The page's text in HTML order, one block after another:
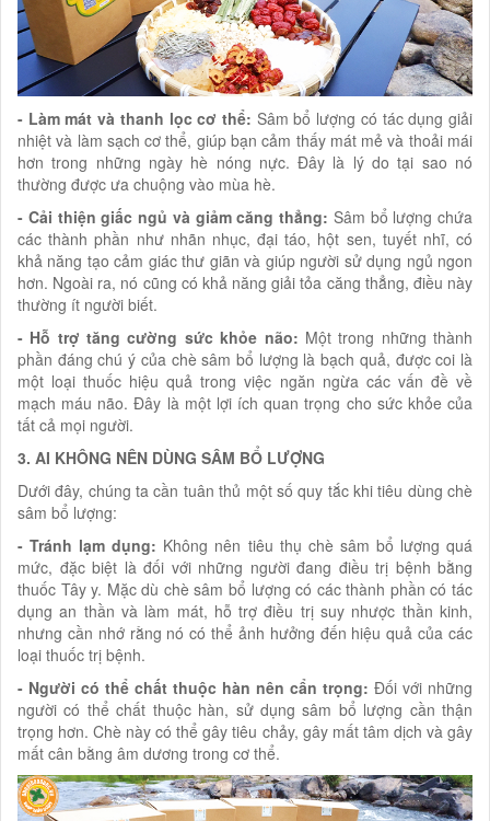
- Làm mát và thanh lọc cơ thể: Sâm bổ lượng có tác dụng giải
nhiệt và làm sạch cơ thể, giúp bạn cảm thấy mát mẻ và thoải mái
hơn trong những ngày hè nóng nực. Đây là lý do tại sao nó
thường được ưa chuộng vào mùa hè.
- Cải thiện giấc ngủ và giảm căng thẳng: Sâm bổ lượng chứa
các thành phần như nhãn nhục, đại táo, hột sen, tuyết nhĩ, có
khả năng tạo cảm giác thư giãn và giúp người sử dụng ngủ ngon
hơn. Ngoài ra, nó cũng có khả năng giải tỏa căng thẳng, điều này
thường ít người biết.
- Hỗ trợ tăng cường sức khỏe não: Một trong những thành
phần đáng chú ý của chè sâm bổ lượng là bạch quả, được coi là
một loại thuốc hiệu quả trong việc ngăn ngừa các vấn đề về
mạch máu não. Đây là một lợi ích quan trọng cho sức khỏe của
tất cả mọi người.
3. AI KHÔNG NÊN DÙNG SÂM BỔ LƯỢNG
Dưới đây, chúng ta cần tuân thủ một số quy tắc khi tiêu dùng chè
sâm bổ lượng:
- Tránh lạm dụng: Không nên tiêu thụ chè sâm bổ lượng quá
mức, đặc biệt là đối với những người đang điều trị bệnh bằng
thuốc Tây y. Mặc dù chè sâm bổ lượng có các thành phần có tác
dụng an thần và làm mát, hỗ trợ điều trị suy nhược thần kinh,
nhưng cần nhớ rằng nó có thể ảnh hưởng đến hiệu quả của các
loại thuốc trị bệnh.
- Người có thể chất thuộc hàn nên cẩn trọng: Đối với những
người có thể chất thuộc hàn, sử dụng sâm bổ lượng cần thận
trọng hơn. Chè này có thể gây tiêu chảy, gây mất tâm dịch và gây
mất cân bằng âm dương trong cơ thể.